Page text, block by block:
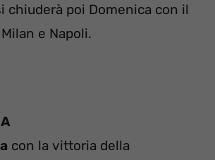
chiuderà poi Domenica con il
e Napoli.
con la vittoria della